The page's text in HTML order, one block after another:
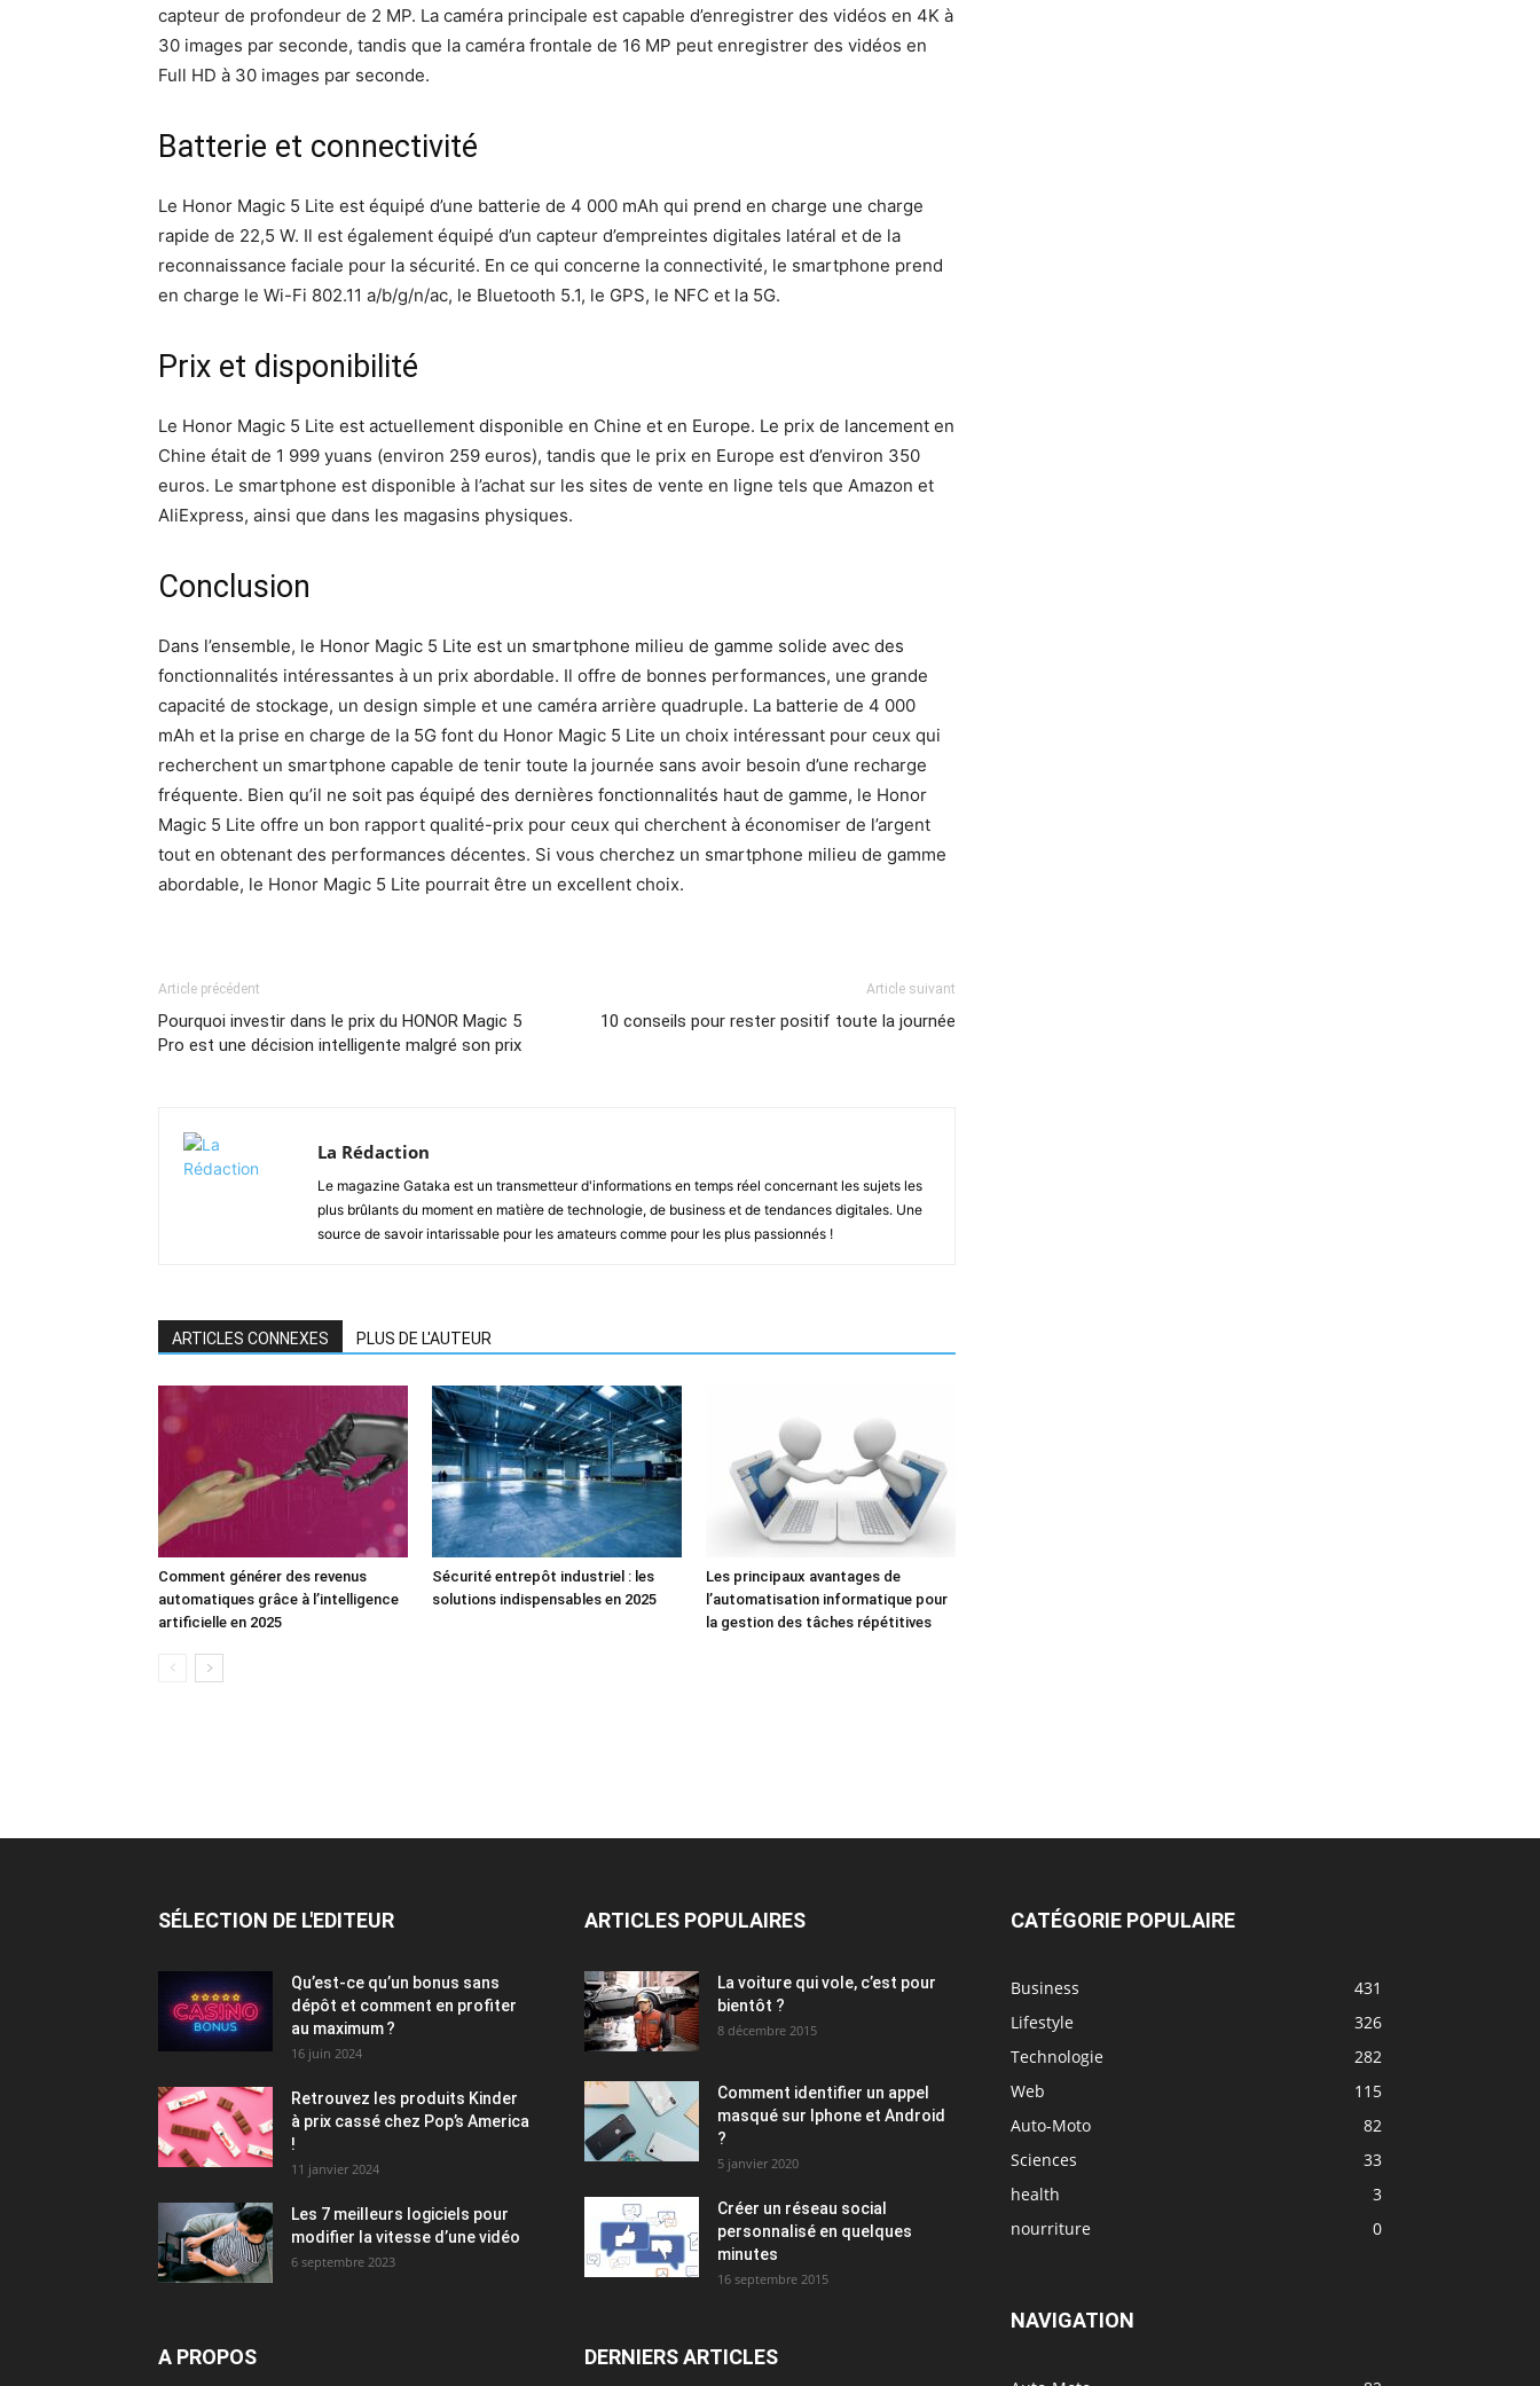
capteur de profondeur de 2 MP. La caméra principale est capable d’enregistrer des vidéos en 4K à
30 images par seconde, tandis que la caméra frontale de 16 MP peut enregistrer des vidéos en
Full HD à 30 images par seconde.
Batterie et connectivité
Le Honor Magic 5 Lite est équipé d’une batterie de 4 000 mAh qui prend en charge une charge
rapide de 22,5 W. Il est également équipé d’un capteur d’empreintes digitales latéral et de la
reconnaissance faciale pour la sécurité. En ce qui concerne la connectivité, le smartphone prend
en charge le Wi-Fi 802.11 a/b/g/n/ac, le Bluetooth 5.1, le GPS, le NFC et la 5G.
Prix et disponibilité
Le Honor Magic 5 Lite est actuellement disponible en Chine et en Europe. Le prix de lancement en
Chine était de 1 999 yuans (environ 259 euros), tandis que le prix en Europe est d’environ 350
euros. Le smartphone est disponible à l’achat sur les sites de vente en ligne tels que Amazon et
AliExpress, ainsi que dans les magasins physiques.
Conclusion
Dans l’ensemble, le Honor Magic 5 Lite est un smartphone milieu de gamme solide avec des
fonctionnalités intéressantes à un prix abordable. Il offre de bonnes performances, une grande
capacité de stockage, un design simple et une caméra arrière quadruple. La batterie de 4 000
mAh et la prise en charge de la 5G font du Honor Magic 5 Lite un choix intéressant pour ceux qui
recherchent un smartphone capable de tenir toute la journée sans avoir besoin d’une recharge
fréquente. Bien qu’il ne soit pas équipé des dernières fonctionnalités haut de gamme, le Honor
Magic 5 Lite offre un bon rapport qualité-prix pour ceux qui cherchent à économiser de l’argent
tout en obtenant des performances décentes. Si vous cherchez un smartphone milieu de gamme
abordable, le Honor Magic 5 Lite pourrait être un excellent choix.
Article précédent
Pourquoi investir dans le prix du HONOR Magic 5
Pro est une décision intelligente malgré son prix
Article suivant
10 conseils pour rester positif toute la journée
La Rédaction
Le magazine Gataka est un transmetteur d'informations en temps réel concernant les sujets les
plus brûlants du moment en matière de technologie, de business et de tendances digitales. Une
source de savoir intarissable pour les amateurs comme pour les plus passionnés !
ARTICLES CONNEXES PLUS DE L'AUTEUR
Comment générer des revenus
automatiques grâce à l’intelligence
artificielle en 2025
Sécurité entrepôt industriel : les
solutions indispensables en 2025
Les principaux avantages de
l’automatisation informatique pour
la gestion des tâches répétitives
SÉLECTION DE L'EDITEUR
Qu’est-ce qu’un bonus sans
dépôt et comment en profiter
au maximum ?
16 juin 2024
Retrouvez les produits Kinder
à prix cassé chez Pop’s America
!
11 janvier 2024
Les 7 meilleurs logiciels pour
modifier la vitesse d’une vidéo
6 septembre 2023
A PROPOS
ARTICLES POPULAIRES
La voiture qui vole, c’est pour
bientôt ?
8 décembre 2015
Comment identifier un appel
masqué sur Iphone et Android
?
5 janvier 2020
Créer un réseau social
personnalisé en quelques
minutes
16 septembre 2015
DERNIERS ARTICLES
CATÉGORIE POPULAIRE
Business
431
Lifestyle
326
Technologie
282
Web
115
Auto-Moto
82
Sciences
33
health
3
nourriture
0
NAVIGATION